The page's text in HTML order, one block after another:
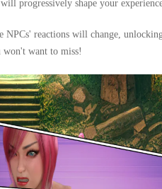
progressively shape your
NPCs' reactions will change,
won't want to miss!